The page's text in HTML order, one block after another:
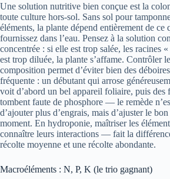
Une solution nutritive bien conçue est la
toute culture hors-sol. Sans sol pour
éléments, la plante dépend entièrement de ce
fournissez dans l’eau. Pensez à la solution
concentrée : si elle est trop salée, les racines
est trop diluée, la plante s’affame. Contrôler le
composition permet d’éviter bien des
fréquente : un débutant qui arrose
voit d’abord un bel appareil foliaire, puis des
tombent faute de phosphore — le remède
d’ajouter plus d’engrais, mais d’ajuster le
moment. En hydroponie, maîtriser les
connaître leurs interactions — fait la
récolte moyenne et une récolte abondante.
Macroéléments : N, P, K (le trio gagnant)